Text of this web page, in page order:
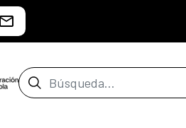
Barra de búsqueda